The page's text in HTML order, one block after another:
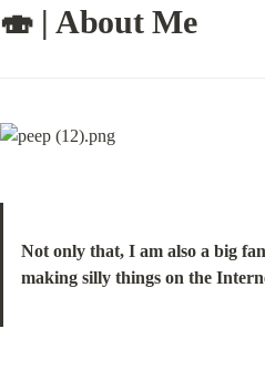
🍣 | About Me
Not only that, I am also a big
making silly things on the